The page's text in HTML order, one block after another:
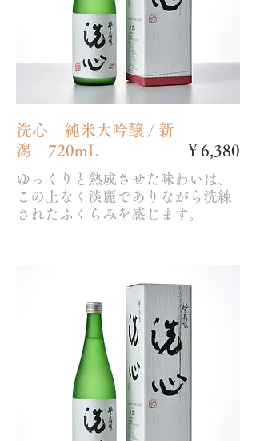
洗心 純米大吟醸 / 新
潟 720mL
ゆっくりと熟成させた味わいは、
この上なく淡麗でありながら洗練
されたふくらみを感じます。
￥6,380